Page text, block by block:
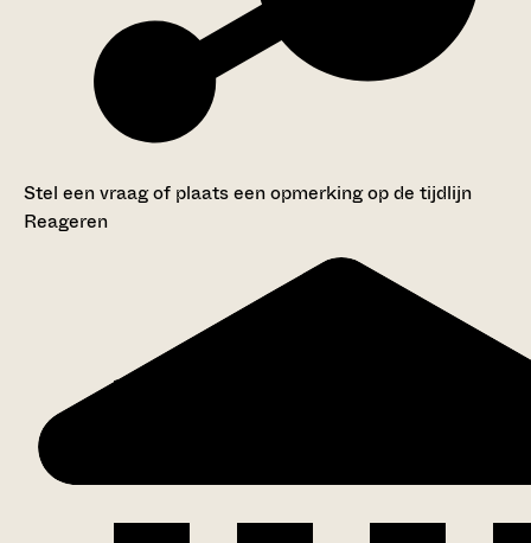
Stel een vraag of plaats een opmerking op de tijdlijn
Reageren